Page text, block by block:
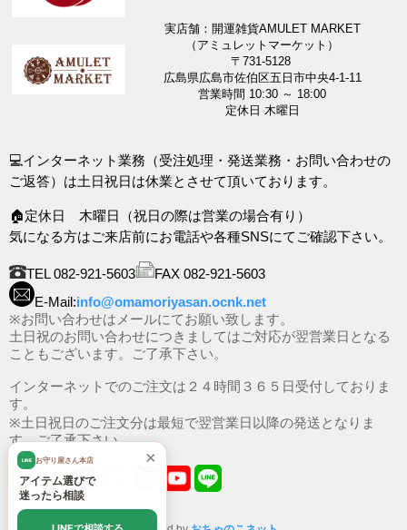
実店舗：開運雑貨AMULET MARKET
（アミュレットマーケット）
〒731-5128
広島県広島市佐伯区五日市中央4-1-11
営業時間 10:30 ～ 18:00
定休日 木曜日
💻インターネット業務（受注処理・発送業務・お問い合わせの
ご返答）は土日祝日は休業とさせて頂いております。
🏠定休日 木曜日（祝日の際は営業の場合有り）
気になる方はご来店前にお電話や各種SNSにてご確認下さい。
TEL 082-921-5603
FAX 082-921-5603
E-Mail:info@omamoriyasan.ocnk.net
※お問い合わせはメールにてお願い致します。
土日祝のお問い合わせにつきましてはご対応が翌営業日となる
こともございます。ご了承下さい。
インターネットでのご注文は２４時間３６５日受付しておりま
す。
※土日祝日のご注文分は最短で翌営業日以降の発送となりま
す。ご了承下さい。
×
LINE お守り屋さん本店
アイテム選びで
迷ったら相談